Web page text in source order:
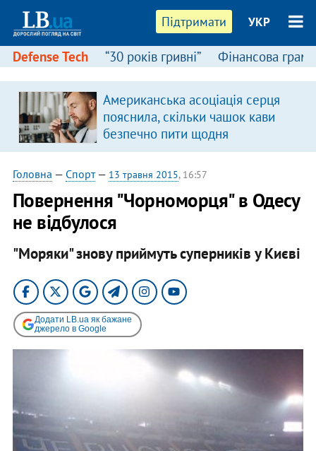
Підтримати УКР
Defense Tech “30 років гривні” Фінансова
Американська асоціація серця
пояснила, скільки чашок кави
безпечно пити щодня
Головна — Спорт— 13 травня 2015, 16:57
Повернення "Чорноморця" в Одесу
не відбулося
"Моряки" знову приймуть суперників у Києві
Додати LB.ua як бажане
джерело в Google